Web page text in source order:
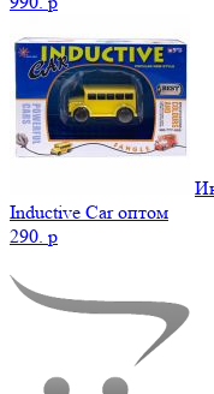
Inductive Car оптом
290. p